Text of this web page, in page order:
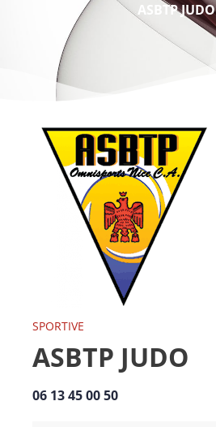
ASBTP JUDO
SPORTIVE
ASBTP JUDO
06 13 45 00 50